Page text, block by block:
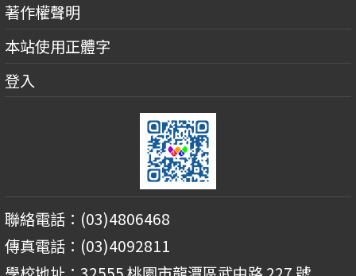
著作權聲明
本站使用正體字
登入
聯絡電話：(03)4806468
傳真電話：(03)4092811